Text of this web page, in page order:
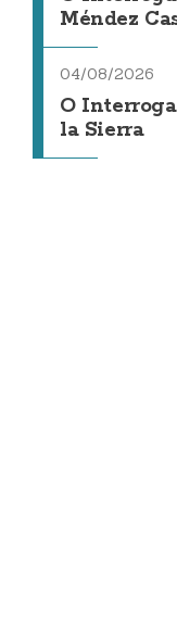
Méndez
04/08/2026
O
la Sierra